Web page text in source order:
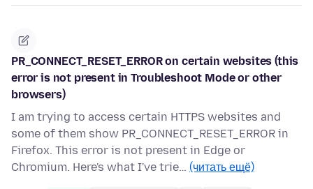
PR_CONNECT_RESET_ERROR on certain websites (this
error is not present in Troubleshoot Mode or other
browsers)
I am trying to access certain HTTPS websites and
some of them show PR_CONNECT_RESET_ERROR in
Firefox. This error is not present in Edge or
Chromium. Here's what I've trie… (читать ещё)